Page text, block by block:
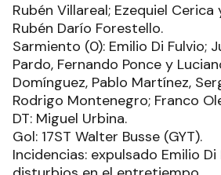
Rubén Villareal; Ezequiel Cerica
Rubén Darío Forestello.
Sarmiento (0): Emilio Di Fulvio;
Pardo, Fernando Ponce y
Domínguez, Pablo Martínez,
Rodrigo Montenegro; Franco
DT: Miguel Urbina.
Gol: 17ST Walter Busse (GYT).
Incidencias: expulsado Emilio Di